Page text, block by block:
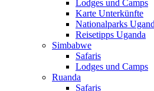
Lodges und Camps
Karte Unterkünfte
Nationalparks
Reisetipps Uganda
Simbabwe
Safaris
Lodges und Camps
Ruanda
Safaris